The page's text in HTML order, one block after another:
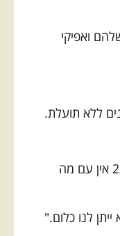
ואפיקי
ללא תועלת.
התשובה של רובם הייתה שבגיל 22 אין עם מה